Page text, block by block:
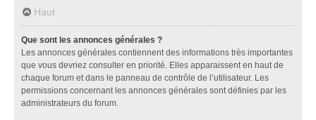
Haut
Que sont les annonces générales ?
Les annonces générales contiennent des informations très importantes
que vous devriez consulter en priorité. Elles apparaissent en haut de
chaque forum et dans le panneau de contrôle de l’utilisateur. Les
permissions concernant les annonces générales sont définies par les
administrateurs du forum.